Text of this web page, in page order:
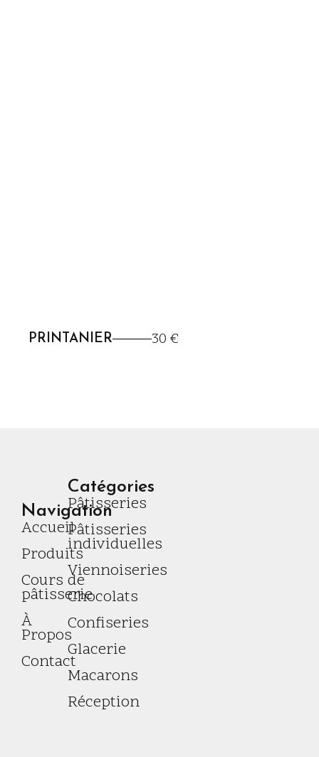
PRINTANIER 30 €
Navigation
Accueil
Produits
Cours de
pâtisserie
À
Propos
Contact
Catégories
Pâtisseries
Pâtisseries
individuelles
Viennoiseries
Chocolats
Confiseries
Glacerie
Macarons
Réception